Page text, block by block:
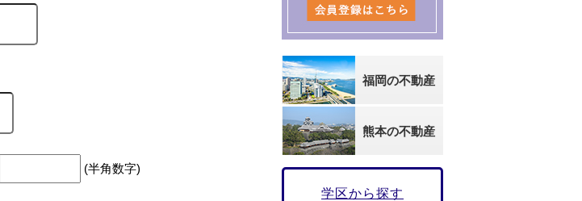
(半角数字)
福岡の不動産
熊本の不動産
学区から探す